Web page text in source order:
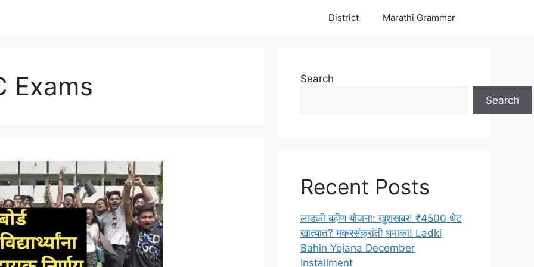
District Marathi Grammar
Exams
Search
Search
Recent Posts
लाडकी बहीण योजना: खुशखबर! ₹4500 थेट
खात्यात? मकरसंक्रांती धमाका! Ladki
Bahin Yojana December
Installment